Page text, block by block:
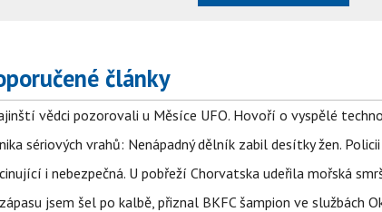
články
vědci pozorovali u Měsíce UFO. Hovoří o vyspělé
sériových vrahů: Nenápadný dělník zabil desítky žen.
i nebezpečná. U pobřeží Chorvatska udeřila mořská
jsem šel po kalbě, přiznal BKFC šampion ve službách